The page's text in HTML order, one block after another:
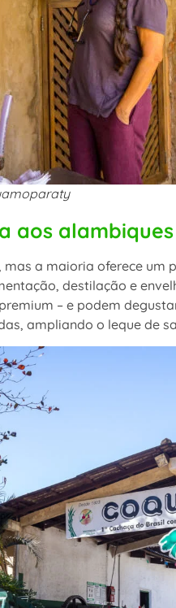
aos alambiques
a maioria oferece
destilação e
– e podem
ampliando o leque de